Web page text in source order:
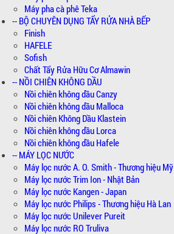
Máy pha cà phê Teka
-- BỘ CHUYÊN DỤNG TẨY RỬA NHÀ BẾP
Finish
HAFELE
Sofish
Chất Tẩy Rửa Hữu Cơ Almawin
-- NỒI CHIÊN KHÔNG DẦU
Nồi chiên không dầu Canzy
Nồi chiên không dầu Malloca
Nồi chiên Không Dầu Klastein
Nồi chiên không dầu Lorca
Nồi chiên không dầu Hafele
-- MÁY LỌC NƯỚC
Máy lọc nước A. O. Smith - Thương hiệu Mỹ
Máy lọc nước Trim Ion - Nhật Bản
Máy lọc nước Kangen - Japan
Máy lọc nước Philips - Thương hiệu Hà Lan
Máy lọc nước Unilever Pureit
Máy lọc nước RO Truliva